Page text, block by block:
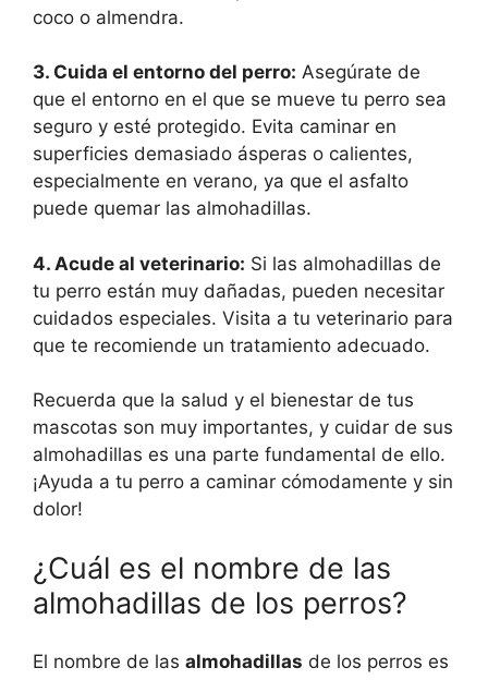
coco o almendra.
3. Cuida el entorno del perro: Asegúrate de
que el entorno en el que se mueve tu perro sea
seguro y esté protegido. Evita caminar en
superficies demasiado ásperas o calientes,
especialmente en verano, ya que el asfalto
puede quemar las almohadillas.
4. Acude al veterinario: Si las almohadillas de
tu perro están muy dañadas, pueden necesitar
cuidados especiales. Visita a tu veterinario para
que te recomiende un tratamiento adecuado.
Recuerda que la salud y el bienestar de tus
mascotas son muy importantes, y cuidar de sus
almohadillas es una parte fundamental de ello.
¡Ayuda a tu perro a caminar cómodamente y sin
dolor!
¿Cuál es el nombre de las
almohadillas de los perros?
El nombre de las almohadillas de los perros es